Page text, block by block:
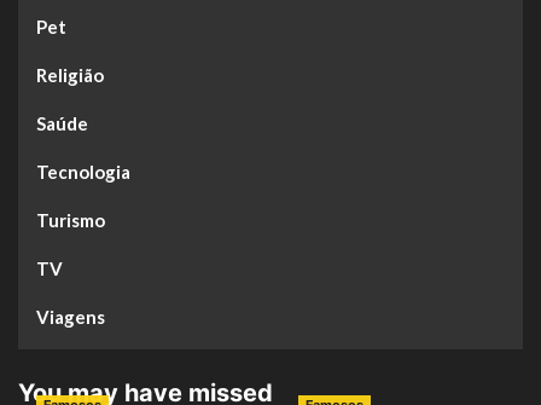
Pet
Religião
Saúde
Tecnologia
Turismo
TV
Viagens
You may have missed